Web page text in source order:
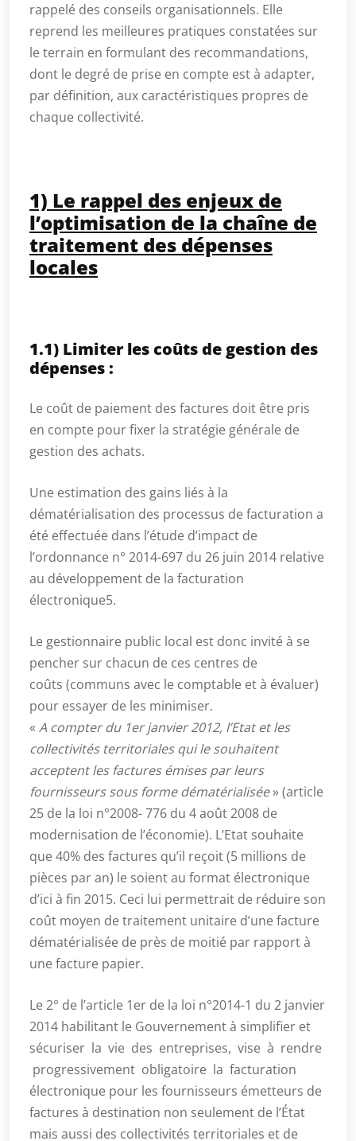
rappelé des conseils organisationnels. Elle
reprend les meilleures pratiques constatées sur
le terrain en formulant des recommandations,
dont le degré de prise en compte est à adapter,
par définition, aux caractéristiques propres de
chaque collectivité.
1) Le rappel des enjeux de
l’optimisation de la chaîne de
traitement des dépenses
locales
1.1) Limiter les coûts de gestion des
dépenses :
Le coût de paiement des factures doit être pris
en compte pour fixer la stratégie générale de
gestion des achats.
Une estimation des gains liés à la
dématérialisation des processus de facturation a
été effectuée dans l’étude d’impact de
l’ordonnance n° 2014-697 du 26 juin 2014 relative
au développement de la facturation
électronique5.
Le gestionnaire public local est donc invité à se
pencher sur chacun de ces centres de
coûts (communs avec le comptable et à évaluer)
pour essayer de les minimiser.
« A compter du 1er janvier 2012, l’Etat et les
collectivités territoriales qui le souhaitent
acceptent les factures émises par leurs
fournisseurs sous forme dématérialisée» (article
25 de la loi n°2008- 776 du 4 août 2008 de
modernisation de l’économie). L’Etat souhaite
que 40% des factures qu’il reçoit (5 millions de
pièces par an) le soient au format électronique
d’ici à fin 2015. Ceci lui permettrait de réduire son
coût moyen de traitement unitaire d’une facture
dématérialisée de près de moitié par rapport à
une facture papier.
Le 2° de l’article 1er de la loi n°2014-1 du 2 janvier
2014 habilitant le Gouvernement à simplifier et
sécuriser la vie des entreprises, vise à rendre
progressivement obligatoire la facturation
électronique pour les fournisseurs émetteurs de
factures à destination non seulement de l’État
mais aussi des collectivités territoriales et de